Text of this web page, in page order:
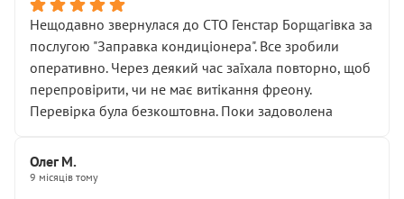
Нещодавно звернулася до СТО Генстар Борщагівка за
послугою "Заправка кондиціонера". Все зробили
оперативно. Через деякий час заїхала повторно, щоб
перепровірити, чи не має витікання фреону.
Перевірка була безкоштовна. Поки задоволена
Олег М.
9 місяців тому